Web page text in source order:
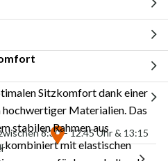
Sitzkomfort dank einer
Materialien. Das
stabilen Rahmen aus
kombiniert mit elastischen
8:30 – 12.45 Uhr & 13:15